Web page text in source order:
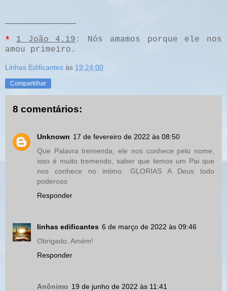
* 1 João 4.19: Nós amamos porque ele nos
amou primeiro.
Linhas Edificantes às 19:24:00
Compartilhar
8 comentários:
Unknown 17 de fevereiro de 2022 às 08:50
Que Palavra tremenda, ele nos conhece pelo nome,
isso é muito tremendo, saber que temos um Pai que
nos conhece no intimo. GLORIAS A Deus todo
poderoso
Responder
linhas edificantes 6 de março de 2022 às 09:46
Obrigado. Amém!
Responder
Anônimo 19 de junho de 2022 às 11:41